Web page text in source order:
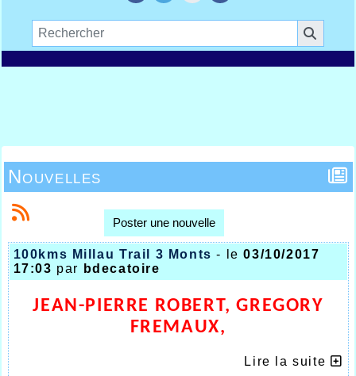
Nouvelles
Poster une nouvelle
100kms Millau Trail 3 Monts - le03/10/2017
17:03 par bdecatoire
JEAN-PIERRE ROBERT, GREGORY
FREMAUX,
PASCALE MONNIERLire la suite